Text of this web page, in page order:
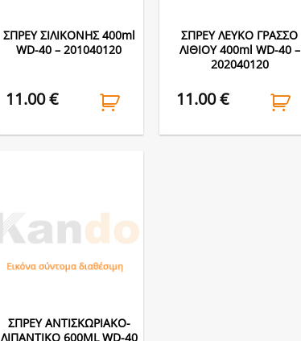
ΣΠΡΕΥ ΣΙΛΙΚΟΝΗΣ 400ml
WD-40 – 201040120
11.00€
ΣΠΡΕΥ ΛΕΥΚΟ ΓΡΑΣΣΟ
ΛΙΘΙΟΥ 400ml WD-40 –
202040120
11.00€
ΣΠΡΕΥ ΑΝΤΙΣΚΩΡΙΑΚΟ-
ΛΙΠΑΝΤΙΚΟ 600ML WD-40